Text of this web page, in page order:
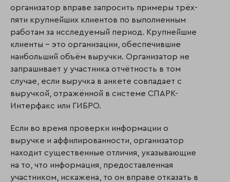
организатор вправе запросить примеры трёх-
пяти крупнейших клиентов по выполненным
работам за исследуемый период. Крупнейшие
клиенты – это организации, обеспечившие
наибольший объём выручки. Организатор не
запрашивает у участника отчётность в том
случае, если выручка в анкете совпадает с
выручкой, отражённой в системе СПАРК-
Интерфакс или ГИБРО.
Если во время проверки информации о
выручке и аффилированности, организатор
находит существенные отличия, указывающие
на то, что информация, предоставленная
участником, искажена, то он вправе отказать в